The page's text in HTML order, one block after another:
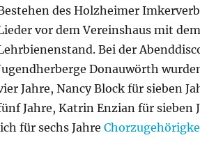
des Holzheimer
vor dem Vereinshaus mit dem
Bei der
Donauwörth
Jahre, Nancy Block für sieben
Jahre, Katrin Enzian für sieben
für sechs Jahre